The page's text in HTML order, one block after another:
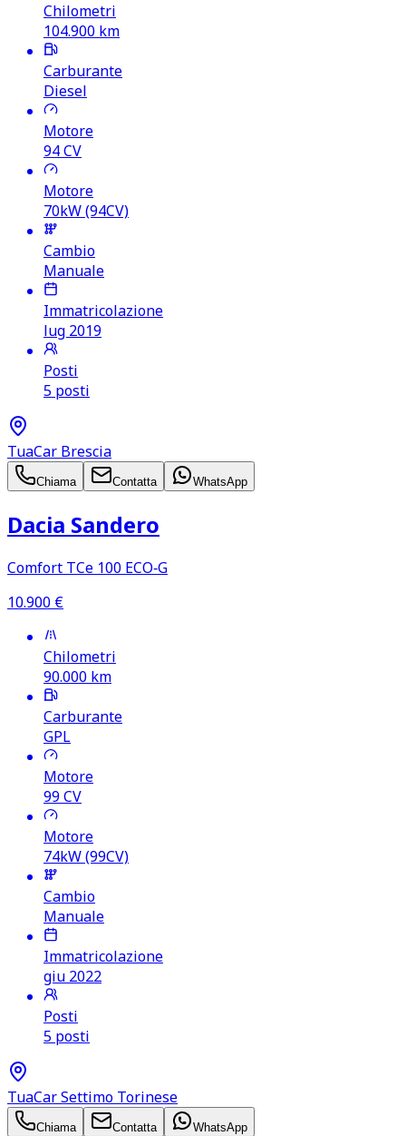
Chilometri
104.900 km
Carburante
Diesel
Motore
94CV
Motore
70kW (94CV)
Cambio
Manuale
Immatricolazione
lug 2019
Posti
5 posti
TuaCar Brescia
Chiama Contatta WhatsApp
Dacia Sandero
Comfort TCe 100 ECO‑G
10.900 €
Chilometri
90.000 km
Carburante
GPL
Motore
99CV
Motore
74kW (99CV)
Cambio
Manuale
Immatricolazione
giu 2022
Posti
5 posti
TuaCar Settimo Torinese
Chiama Contatta WhatsApp